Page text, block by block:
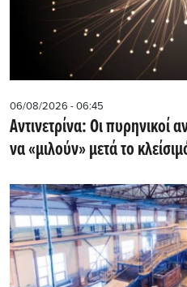
06/08/2026 - 06:45
Αντινετρίνα: Οι πυρηνικοί
να «μιλούν» μετά το